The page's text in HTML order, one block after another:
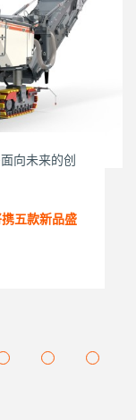
向未来的创
五款新品盛